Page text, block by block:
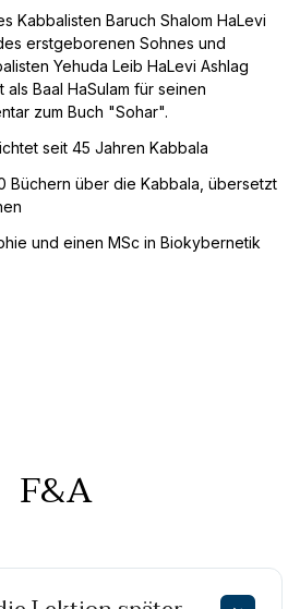
Kabbalisten Baruch Shalom HaLevi
erstgeborenen Sohnes und
Yehuda Leib HaLevi Ashlag
als Baal HaSulam für seinen
zum Buch "Sohar".
seit 45 Jahren Kabbala
Büchern über die Kabbala, übersetzt
und einen MSc in Biokybernetik
F&A